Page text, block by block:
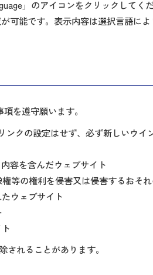
」のアイコンをクリックしてくだ
能です。表示内容は選択言語によ
を遵守願います。
クの設定はせず、必ず新しいウイ
容を含んだウェブサイト
等の権利を侵害又は侵害するおそ
ウェブサイト
れることがあります。